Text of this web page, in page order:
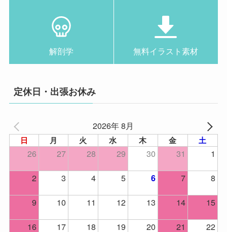
解剖学 無料イラスト素材
定休日・出張お休み
2026年 8月
日 月 火 水 木 金 土
26 27 28 29 30 31
1
2
3 4 5 6 7
8
9
10 11 12 13 14
15
16
17 18 19 20 21
22